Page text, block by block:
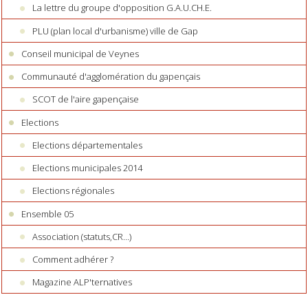
La lettre du groupe d'opposition G.A.U.CH.E.
PLU (plan local d'urbanisme) ville de Gap
Conseil municipal de Veynes
Communauté d'agglomération du gapençais
SCOT de l'aire gapençaise
Elections
Elections départementales
Elections municipales 2014
Elections régionales
Ensemble 05
Association (statuts,CR...)
Comment adhérer ?
Magazine ALP'ternatives